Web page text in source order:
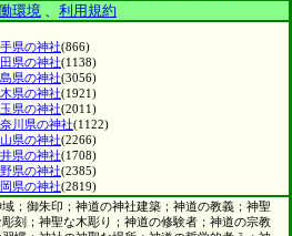
環境 、 利用規約
県の神社(866)
県の神社(1138)
県の神社(3056)
県の神社(1921)
県の神社(2011)
川県の神社(1122)
県の神社(2266)
県の神社(1708)
県の神社(2385)
県の神社(2819)
；御朱印；神道の神社建築；神道の教義；神聖
刻；神聖な木彫り；神道の修験者；神道の宗教